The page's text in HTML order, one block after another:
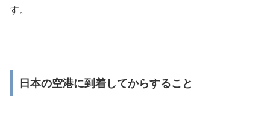
す。
日本の空港に到着してからすること